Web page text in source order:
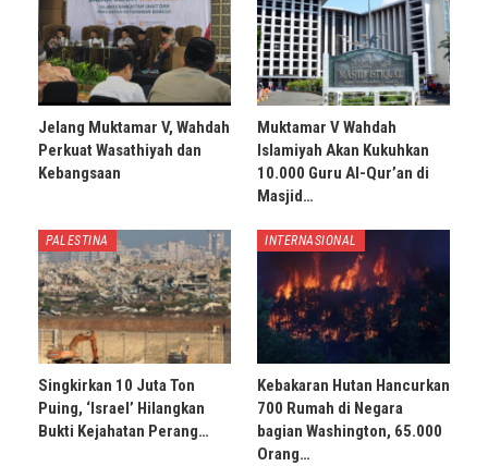
Jelang Muktamar V, Wahdah
Perkuat Wasathiyah dan
Kebangsaan
Muktamar V Wahdah
Islamiyah Akan Kukuhkan
10.000 Guru Al-Qur’an di
Masjid…
PALESTINA
Singkirkan 10 Juta Ton
Puing, ‘Israel’ Hilangkan
Bukti Kejahatan Perang…
INTERNASIONAL
Kebakaran Hutan Hancurkan
700 Rumah di Negara
bagian Washington, 65.000
Orang…